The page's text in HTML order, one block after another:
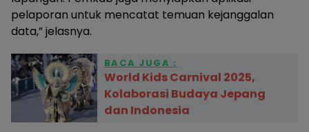
pelaporan untuk mencatat temuan kejanggalan
data,” jelasnya.
BACA JUGA :
World Kids Carnival 2025,
Kolaborasi Budaya Jepang
dan Indonesia